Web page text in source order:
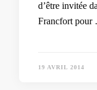
d’être invitée
Francfort
19 AVRIL 2014